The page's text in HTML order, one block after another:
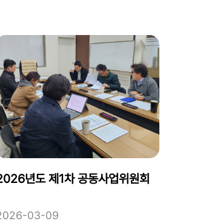
년도 제1차 공동사업위원회
03-09